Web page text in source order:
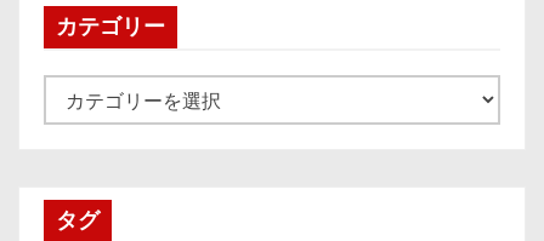
カテゴリー
テ
ータグ